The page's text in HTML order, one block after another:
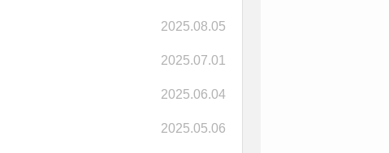
2025.08.05
2025.07.01
2025.06.04
2025.05.06